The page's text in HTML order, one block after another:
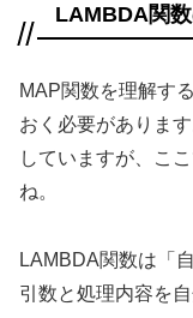
LAMBDA関
MAP関数を理解す
おく必要がありま
していますが、こ
ね。
LAMBDA関数は「
引数と処理内容を